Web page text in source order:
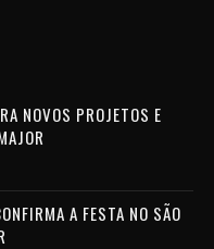
NOVOS PROJETOS E
A FESTA NO SÃO